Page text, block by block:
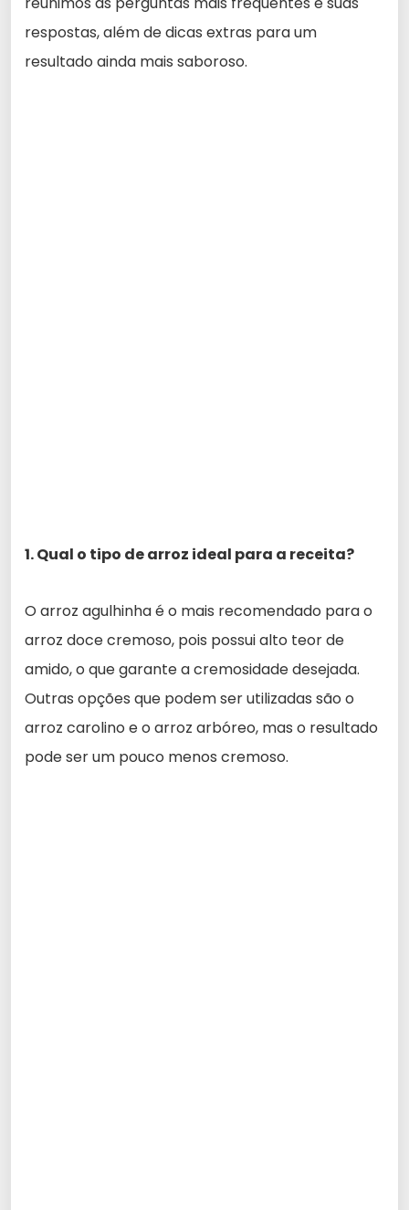
respostas, além de dicas extras para um
resultado ainda mais saboroso.
1. Qual o tipo de arroz ideal para a receita?
O arroz agulhinha é o mais recomendado para o
arroz doce cremoso, pois possui alto teor de
amido, o que garante a cremosidade desejada.
Outras opções que podem ser utilizadas são o
arroz carolino e o arroz arbóreo, mas o resultado
pode ser um pouco menos cremoso.